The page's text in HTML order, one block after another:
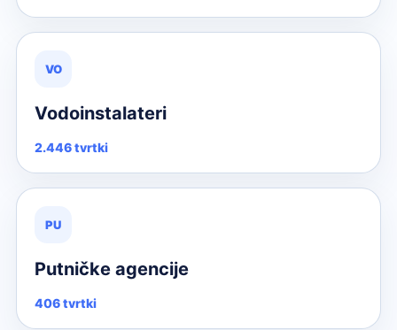
VO
Vodoinstalateri
2.446 tvrtki
PU
Putničke agencije
406 tvrtki